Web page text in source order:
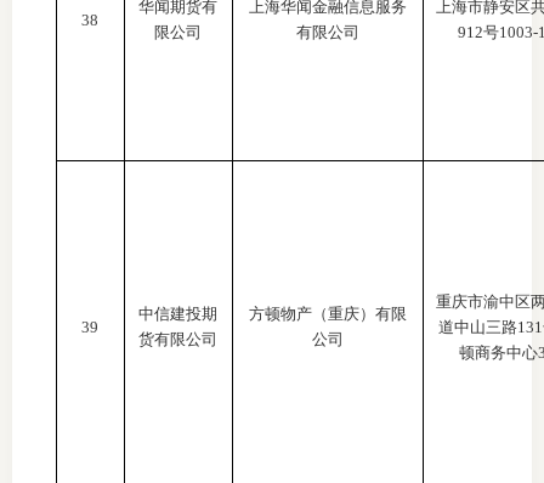
38
华闻期货有
限公司
上海华闻金融信息服务
有限公司
上海市静安区
912号1003-
39
中信建投期
货有限公司
方顿物产（重庆）有限
公司
重庆市渝中区
道中山三路
顿商务中心